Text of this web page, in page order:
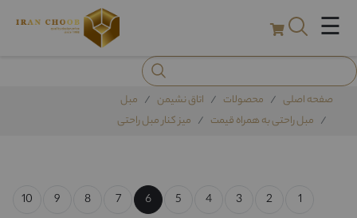
☰
صفحه اصلی محصولات اتاق نشیمن
مبل
مبل راحتی به همراه قیمت
میز کنار مبل راحتی
1
2
3
4
5
6
7
8
9
10